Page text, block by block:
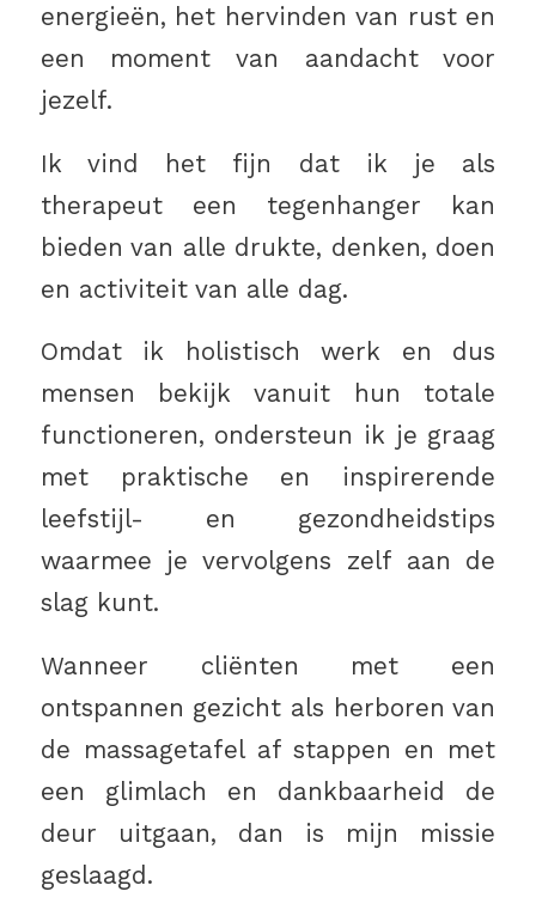
energieën, het hervinden van rust en
een moment van aandacht voor
jezelf.
Ik vind het fijn dat ik je als
therapeut een tegenhanger kan
bieden van alle drukte, denken, doen
en activiteit van alle dag.
Omdat ik holistisch werk en dus
mensen bekijk vanuit hun totale
functioneren, ondersteun ik je graag
met praktische en inspirerende
leefstijl- en gezondheidstips
waarmee je vervolgens zelf aan de
slag kunt.
Wanneer cliënten met een
ontspannen gezicht als herboren van
de massagetafel af stappen en met
een glimlach en dankbaarheid de
deur uitgaan, dan is mijn missie
geslaagd.